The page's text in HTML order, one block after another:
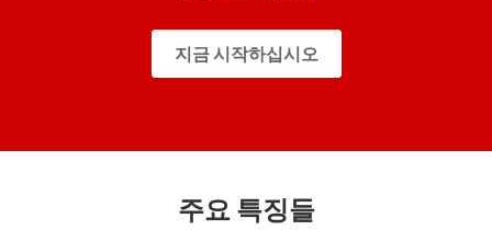
지금 시작하십시오
주요 특징들